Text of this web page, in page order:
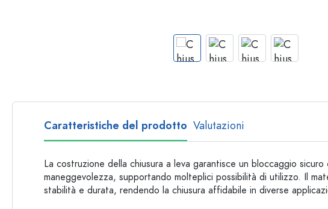
Bottiglie con manico
Bottiglie a collo lungo
Bottiglie sfaccettate
Bottiglie per materiale
Bottiglie di vetro
Bottiglie di plastica
Caratteristiche del prodotto Valutazioni
La costruzione della chiusura a leva garantisce un bloccaggio sicuro
maneggevolezza, supportando molteplici possibilità di utilizzo. Il
stabilità e durata, rendendo la chiusura affidabile in diverse